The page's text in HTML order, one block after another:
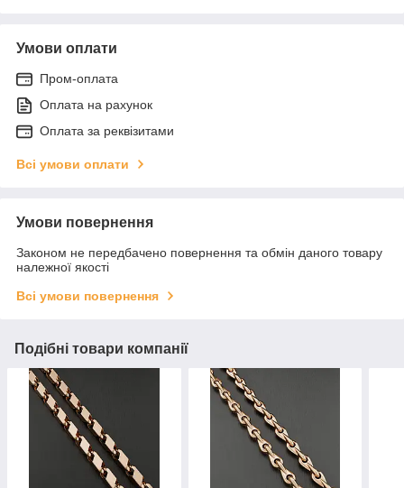
Умови оплати
Пром-оплата
Оплата на рахунок
Оплата за реквізитами
Всі умови оплати
Умови повернення
Законом не передбачено повернення та обмін даного товару
належної якості
Всі умови повернення
Подібні товари компанії